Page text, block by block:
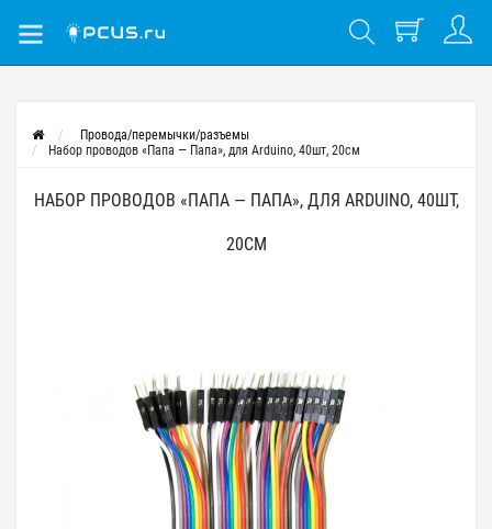
Провода/перемычки/разъемы
Набор проводов «Папа — Папа», для Arduino, 40шт, 20см
НАБОР ПРОВОДОВ «ПАПА — ПАПА», ДЛЯ ARDUINO, 40ШТ,
20СМ